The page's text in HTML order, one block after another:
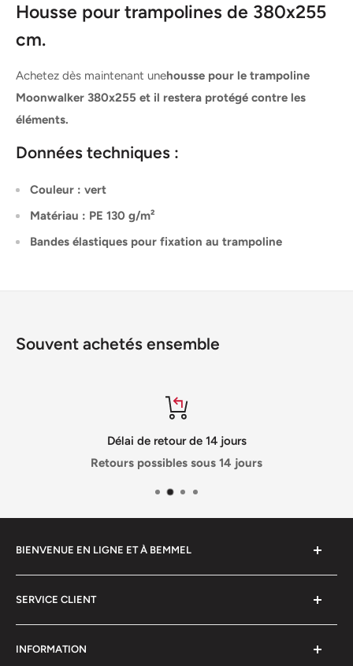
Housse pour trampolines de 380x255
cm.
Achetez dès maintenant unehousse pour le trampoline
Moonwalker 380x255 et il restera protégé contre les
éléments.
Données techniques :
Couleur : vert
Matériau : PE 130 g/m²
Bandes élastiques pour fixation au trampoline
Souvent achetés ensemble
Délai de retour de 14 jours
Retours possibles sous 14 jours
BIENVENUE EN LIGNE ET À BEMMEL
StrayShop propose sa gamme depuis 2004.
Regardez en ligne ou visitez-nous pour voir et tester
les équipements de fitness et les tables de jeux.
SERVICE CLIENT
Foire aux questions FAQ
Prix, expédition, modes de paiement
INFORMATION